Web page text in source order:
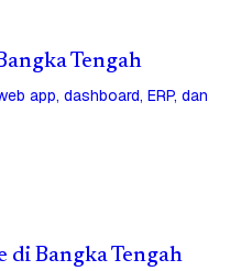
Tengah
app, dashboard, ERP, dan
di Bangka Tengah